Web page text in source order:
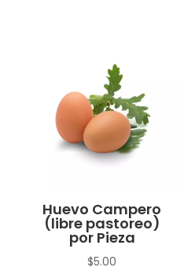
Huevo Campero
(libre pastoreo)
por Pieza
$5.00